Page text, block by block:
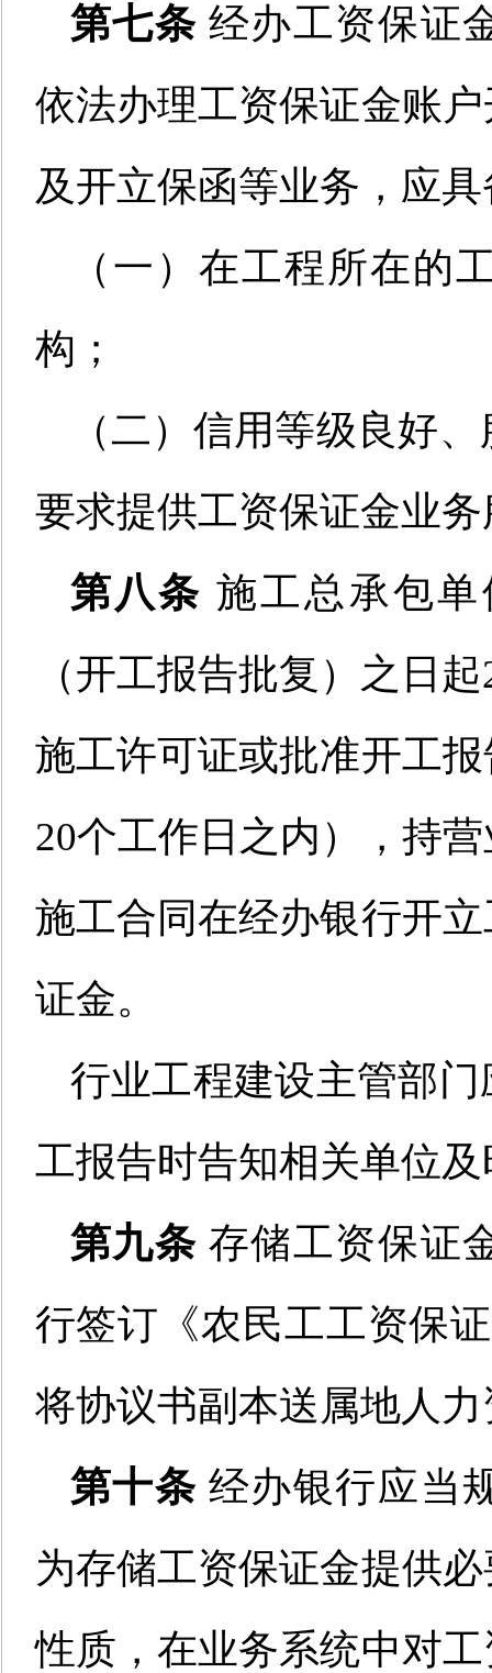
第七条 经办工资保证
依法办理工资保证金账
及开立保函等业务，应
（一）在工程所在的
构；
（二） 信用等级良好
要求提供工资保证金业务
第八条 施工总承包单
（开工报告批复 ） 之日起
施工许可证或批准开工
20个工作日之内），持
施工合同在经办银行开
证金。
行业工程建设主管部
工报告时告知相关单位
第九条 存储工资保证
行签订《农民工工资保
将协议书副本送属地人
第十条 经办银行应当
为存储工资保证金提供
性质，在业务系统中对